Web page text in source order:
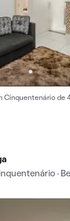
Cinquentenário de
·